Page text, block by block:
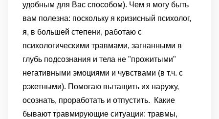
удобным для Вас способом). Чем я могу быть
вам полезна: поскольку я кризисный психолог,
я, в большей степени, работаю с
психологическими травмами, загнанными в
глубь подсознания и тела не "прожитыми"
негативными эмоциями и чувствами (в т.ч. с
рэкетными). Помогаю вытащить их наружу,
осознать, проработать и отпустить.
Какие
бывают травмирующие ситуации: травмы,